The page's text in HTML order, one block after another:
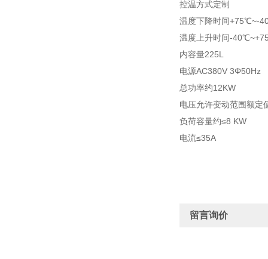
控温方式定制
温度下降时间+75℃~-
温度上升时间-
内容量225L
电源AC380V 3Φ50Hz
总功率约12KW
电压允许变动范围额定
负荷容量约≤8 KW
电流≤35A
留言询价